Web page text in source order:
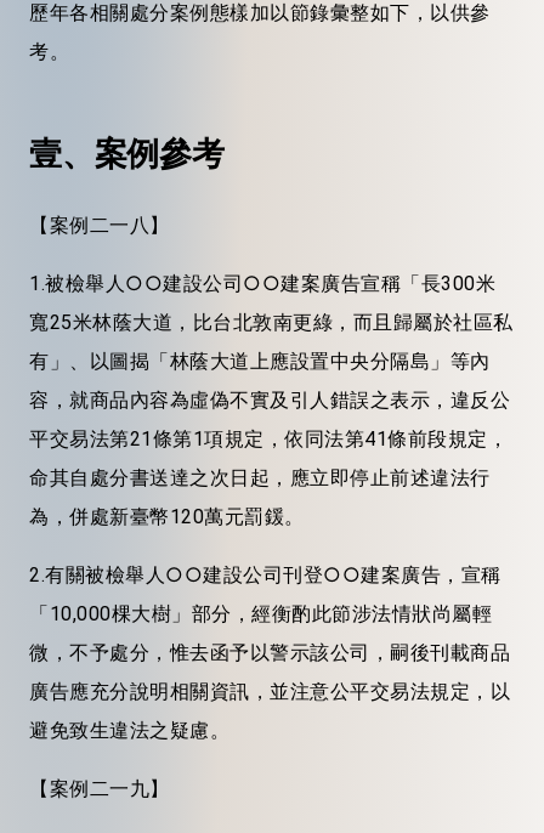
歷年各相關處分案例態樣加以節錄彙整如下，以供參
考。
壹、案例參考
【案例二一八】
1.被檢舉人○○建設公司○○建案廣告宣稱「長300米
寬25米林蔭大道，比台北敦南更綠，而且歸屬於社區私
有」、以圖揭「林蔭大道上應設置中央分隔島」等內
容，就商品內容為虛偽不實及引人錯誤之表示，違反公
平交易法第21條第1項規定，依同法第41條前段規定，
命其自處分書送達之次日起，應立即停止前述違法行
為，併處新臺幣120萬元罰鍰。
2.有關被檢舉人○○建設公司刊登○○建案廣告，宣稱
「10,000棵大樹」部分，經衡酌此節涉法情狀尚屬輕
微，不予處分，惟去函予以警示該公司，嗣後刊載商品
廣告應充分說明相關資訊，並注意公平交易法規定，以
避免致生違法之疑慮。
【案例二一九】